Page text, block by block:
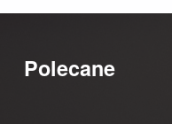
Polecane